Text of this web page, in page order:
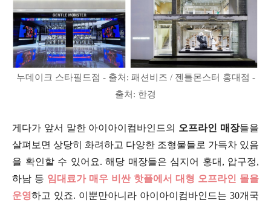
누데이크 스타필드점 - 출처: 패션비즈 / 젠틀몬스터 홍대점 -
출처: 한경
게다가 앞서 말한 아이아이컴바인드의 오프라인 매장들을
살펴보면 상당히 화려하고 다양한 조형물들로 가득차 있음
을 확인할 수 있어요. 해당 매장들은 심지어 홍대, 압구정,
하남 등 임대료가 매우 비싼 핫플에서 대형 오프라인 몰을
운영하고 있죠. 이뿐만아니라 아이아이컴바인드는 30개국